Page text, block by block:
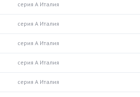
серия А Италия
серия А Италия
серия А Италия
серия А Италия
серия А Италия